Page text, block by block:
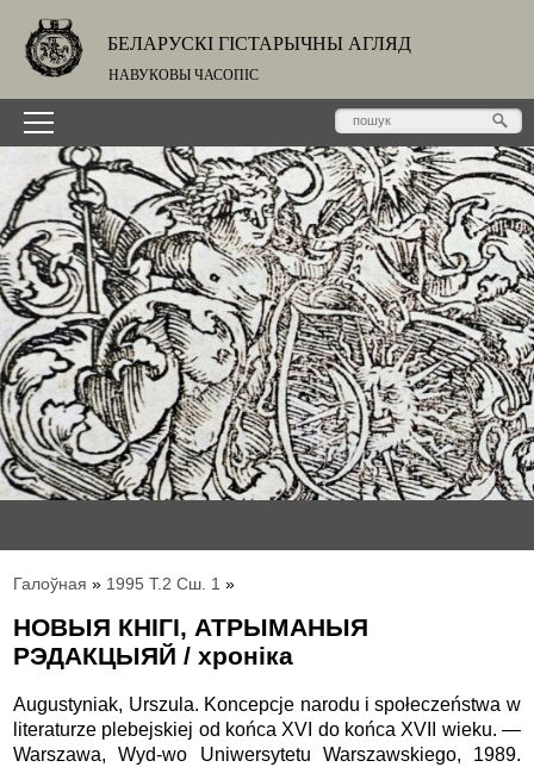
БЕЛАРУСКІ ГІСТАРЫЧНЫ АГЛЯД
НАВУКОВЫ ЧАСОПІС
Галоўная » 1995 Т.2 Сш. 1 »
НОВЫЯ КНІГІ, АТРЫМАНЫЯ
РЭДАКЦЫЯЙ / хроніка
Augustyniak, Urszula. Koncepcje narodu i społeczeństwa w
literaturze plebejskiej od końca XVI do końca XVII wieku. —
Warszawa, Wyd-wo Uniwersytetu Warszawskiego, 1989.